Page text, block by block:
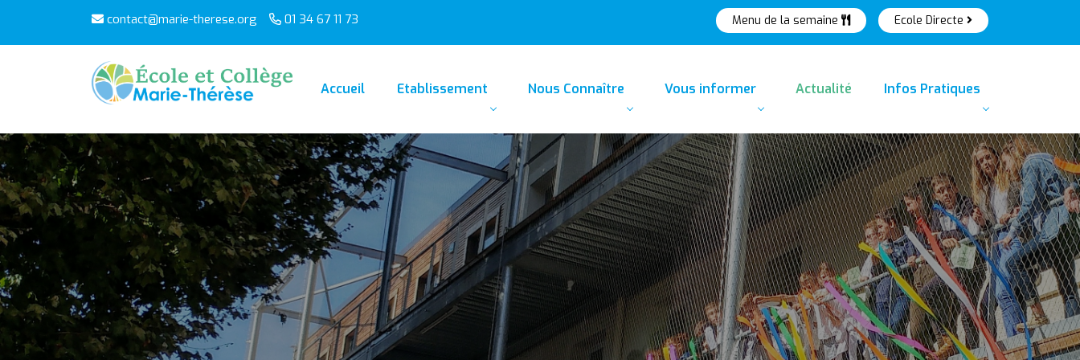
contact@marie-therese.org 01 34 67 11 73 Menu de la semaine Ecole Directe
Accueil Etablissement Nous Connaître Vous informer Actualité Infos Pratiques